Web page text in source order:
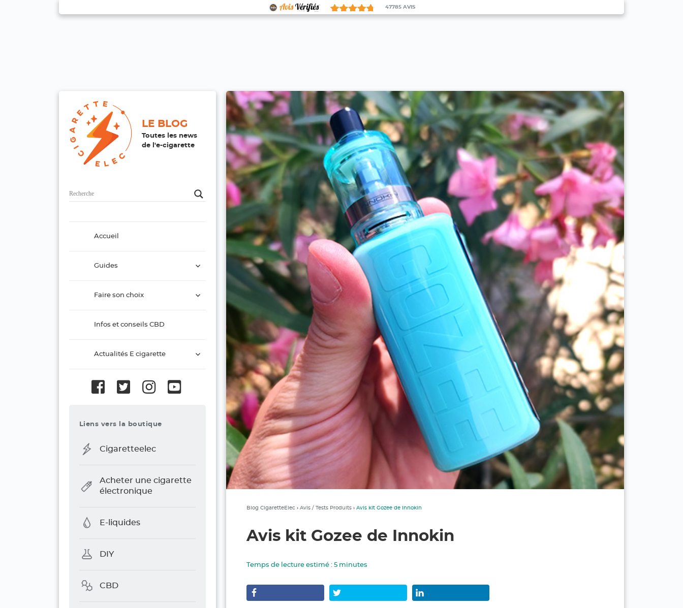
LE BLOG
Toutes les news
de l'e-cigarette
Accueil
Guides
ouvrir
menu
Faire son choix
ouvrir
Infos et conseils CBD
Actualités E cigarette
ouvrir
Liens vers la boutique
Cigaretteelec
Acheter une cigarette
électronique
E-liquides
DIY
CBD
47785AVIS
Blog CigaretteElec › Avis / Tests Produits› Avis kit Gozee de Innokin
Avis kit Gozee de Innokin
Temps de lecture estimé : 5 minutes